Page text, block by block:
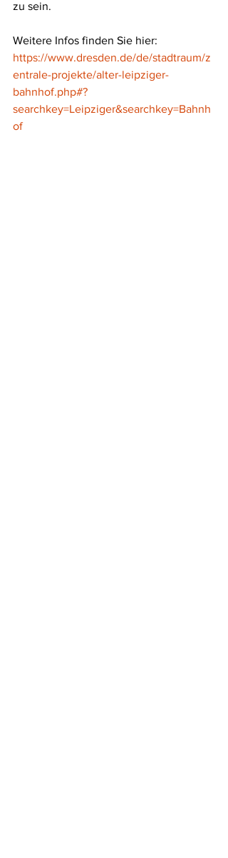
zu sein.
Weitere Infos finden Sie hier:
https://www.dresden.de/de/stadtraum/z
entrale-projekte/alter-leipziger-
bahnhof.php#?
searchkey=Leipziger&searchkey=Bahnh
of